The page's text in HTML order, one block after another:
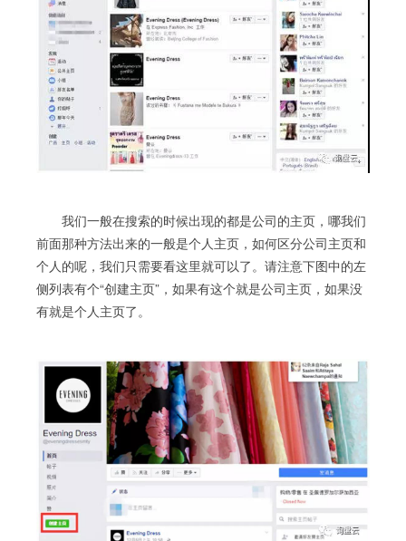
我们一般在搜索的时候出现的都是公司的主页，哪我们
前面那种方法出来的一般是个人主页，如何区分公司主页和
个人的呢，我们只需要看这里就可以了。请注意下图中的左
侧列表有个“创建主页”，如果有这个就是公司主页，如果没
有就是个人主页了。